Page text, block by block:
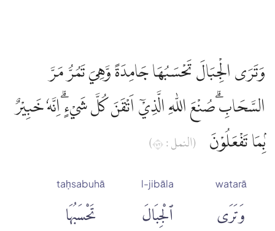
وَتَرَى الْجِبَالَ تَحْسَبُهَا جَامِدَةً وَّهِيَ تَمُرُّ مَرَّ
السَّحَابِۗ صُنْعَ اللّٰهِ الَّذِيْٓ اَتْقَنَ كُلَّ شَيْءٍۗ اِنَّهٗ خَبِيْرٌ
ۢبِمَا تَفْعَلُوْنَ
(النمل : ٢٧)
watarā
وَتَرَى
l-jibāla
ٱلْجِبَالَ
taḥsabuhā
تَحْسَبُهَا